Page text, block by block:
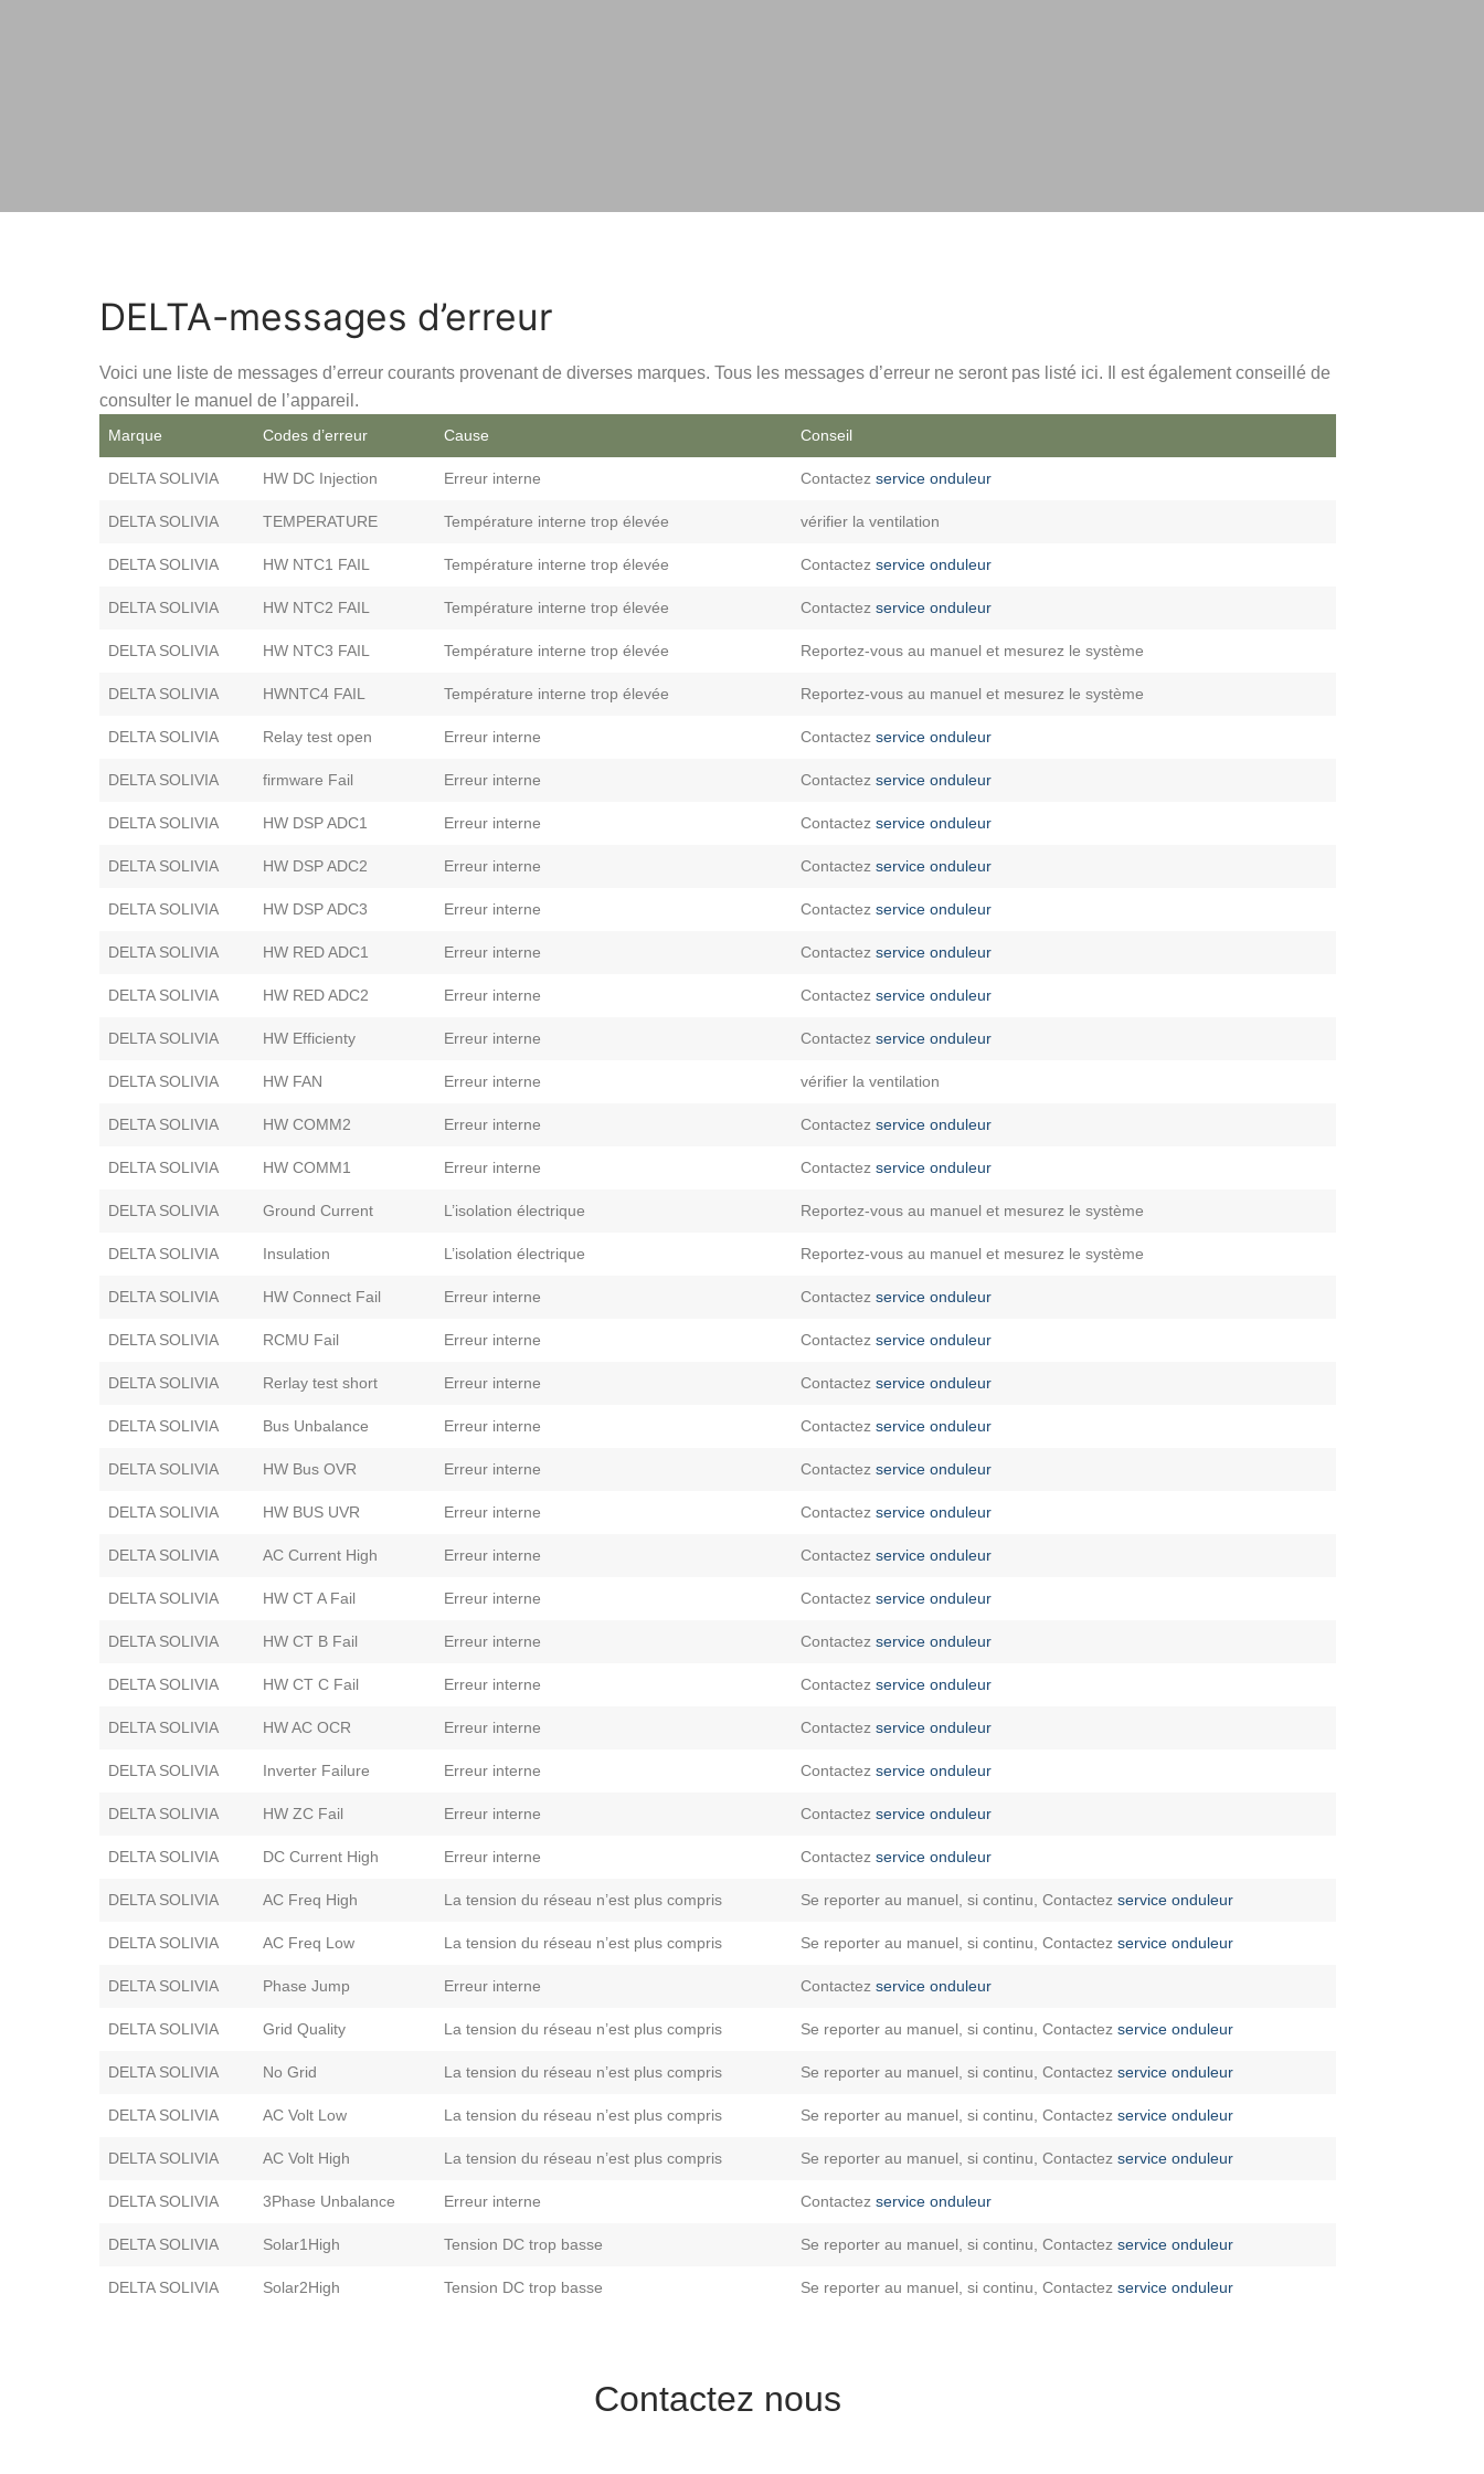
DELTA-messages d’erreur
Voici une liste de messages d’erreur courants provenant de diverses marques. Tous les messages d’erreur ne seront pas listé ici. Il est également conseillé de
consulter le manuel de l’appareil.
Marque Codes d’erreur Cause Conseil
DELTA SOLIVIA HW DC Injection Erreur interne Contactez service onduleur
DELTA SOLIVIA TEMPERATURE Température interne trop élevée vérifier la ventilation
DELTA SOLIVIA HW NTC1 FAIL Température interne trop élevée Contactez service onduleur
DELTA SOLIVIA HW NTC2 FAIL Température interne trop élevée Contactez service onduleur
DELTA SOLIVIA HW NTC3 FAIL Température interne trop élevée Reportez-vous au manuel et mesurez le système
DELTA SOLIVIA HWNTC4 FAIL Température interne trop élevée Reportez-vous au manuel et mesurez le système
DELTA SOLIVIA Relay test open Erreur interne Contactez service onduleur
DELTA SOLIVIA firmware Fail Erreur interne Contactez service onduleur
DELTA SOLIVIA HW DSP ADC1 Erreur interne Contactez service onduleur
DELTA SOLIVIA HW DSP ADC2 Erreur interne Contactez service onduleur
DELTA SOLIVIA HW DSP ADC3 Erreur interne Contactez service onduleur
DELTA SOLIVIA HW RED ADC1 Erreur interne Contactez service onduleur
DELTA SOLIVIA HW RED ADC2 Erreur interne Contactez service onduleur
DELTA SOLIVIA HW Efficienty Erreur interne Contactez service onduleur
DELTA SOLIVIA HW FAN Erreur interne vérifier la ventilation
DELTA SOLIVIA HW COMM2 Erreur interne Contactez service onduleur
DELTA SOLIVIA HW COMM1 Erreur interne Contactez service onduleur
DELTA SOLIVIA Ground Current L’isolation électrique Reportez-vous au manuel et mesurez le système
DELTA SOLIVIA Insulation L’isolation électrique Reportez-vous au manuel et mesurez le système
DELTA SOLIVIA HW Connect Fail Erreur interne Contactez service onduleur
DELTA SOLIVIA RCMU Fail Erreur interne Contactez service onduleur
DELTA SOLIVIA Rerlay test short Erreur interne Contactez service onduleur
DELTA SOLIVIA Bus Unbalance Erreur interne Contactez service onduleur
DELTA SOLIVIA HW Bus OVR Erreur interne Contactez service onduleur
DELTA SOLIVIA HW BUS UVR Erreur interne Contactez service onduleur
DELTA SOLIVIA AC Current High Erreur interne Contactez service onduleur
DELTA SOLIVIA HW CT A Fail Erreur interne Contactez service onduleur
DELTA SOLIVIA HW CT B Fail Erreur interne Contactez service onduleur
DELTA SOLIVIA HW CT C Fail Erreur interne Contactez service onduleur
DELTA SOLIVIA HW AC OCR Erreur interne Contactez service onduleur
DELTA SOLIVIA Inverter Failure Erreur interne Contactez service onduleur
DELTA SOLIVIA HW ZC Fail Erreur interne Contactez service onduleur
DELTA SOLIVIA DC Current High Erreur interne Contactez service onduleur
DELTA SOLIVIA AC Freq High La tension du réseau n’est plus compris Se reporter au manuel, si continu, Contactez service onduleur
DELTA SOLIVIA AC Freq Low La tension du réseau n’est plus compris Se reporter au manuel, si continu, Contactez service onduleur
DELTA SOLIVIA Phase Jump Erreur interne Contactez service onduleur
DELTA SOLIVIA Grid Quality La tension du réseau n’est plus compris Se reporter au manuel, si continu, Contactez service onduleur
DELTA SOLIVIA No Grid La tension du réseau n’est plus compris Se reporter au manuel, si continu, Contactez service onduleur
DELTA SOLIVIA AC Volt Low La tension du réseau n’est plus compris Se reporter au manuel, si continu, Contactez service onduleur
DELTA SOLIVIA AC Volt High La tension du réseau n’est plus compris Se reporter au manuel, si continu, Contactez service onduleur
DELTA SOLIVIA 3Phase Unbalance Erreur interne Contactez service onduleur
DELTA SOLIVIA Solar1High Tension DC trop basse Se reporter au manuel, si continu, Contactez service onduleur
DELTA SOLIVIA Solar2High Tension DC trop basse Se reporter au manuel, si continu, Contactez service onduleur
Contactez nous